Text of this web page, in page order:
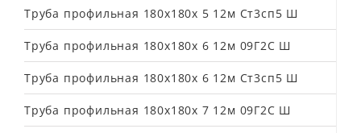
Труба профильная 180х180х 5 12м Ст3сп5 Ш
Труба профильная 180х180х 6 12м 09Г2С Ш
Труба профильная 180х180х 6 12м Ст3сп5 Ш
Труба профильная 180х180х 7 12м 09Г2С Ш